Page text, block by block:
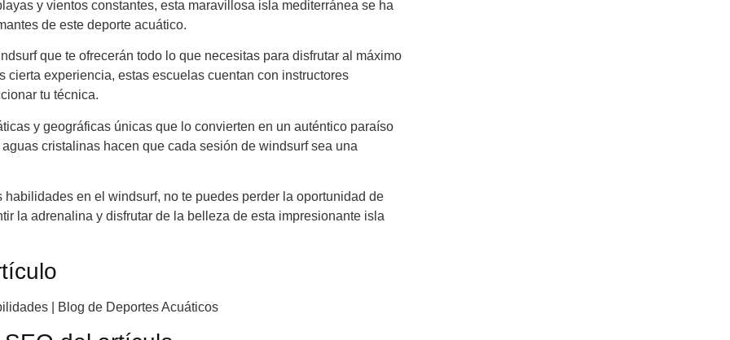
y vientos constantes, esta maravillosa isla mediterránea se ha
de este deporte acuático.
que te ofrecerán todo lo que necesitas para disfrutar al máximo
experiencia, estas escuelas cuentan con instructores
tu técnica.
y geográficas únicas que lo convierten en un auténtico paraíso
cristalinas hacen que cada sesión de windsurf sea una
en el windsurf, no te puedes perder la oportunidad de
la adrenalina y disfrutar de la belleza de esta impresionante isla
| Blog de Deportes Acuáticos